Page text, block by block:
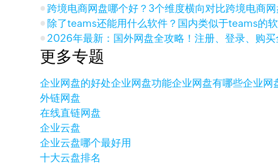
跨境电商网盘哪个好？3个维度横向对比跨境电商网
除了teams还能用什么软件？国内类似于teams的
2026年最新：国外网盘全攻略！注册、登录、购买
更多专题
企业网盘的好处企业网盘功能企业网盘有哪些企业网
外链网盘
在线直链网盘
企业云盘
企业云盘哪个最好用
十大云盘排名